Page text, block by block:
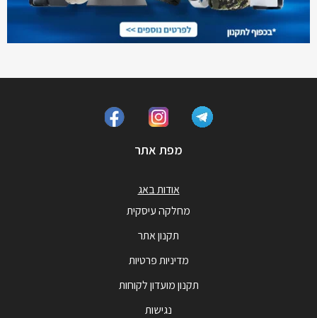
מפת אתר
אודות באג
מחלקה עיסקית
תקנון אתר
מדיניות פרטיות
תקנון מועדון לקוחות
נגישות